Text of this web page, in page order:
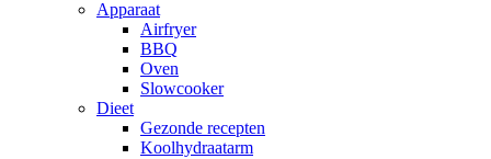
Apparaat
Airfryer
BBQ
Oven
Slowcooker
Dieet
Gezonde recepten
Koolhydraatarm